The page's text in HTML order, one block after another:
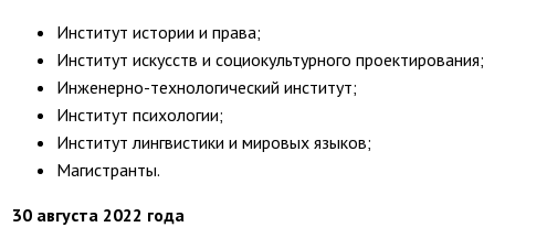
Институт истории и права;
Институт искусств и социокультурного проектирования;
Инженерно-технологический институт;
Институт психологии;
Институт лингвистики и мировых языков;
Магистранты.
30 августа 2022 года